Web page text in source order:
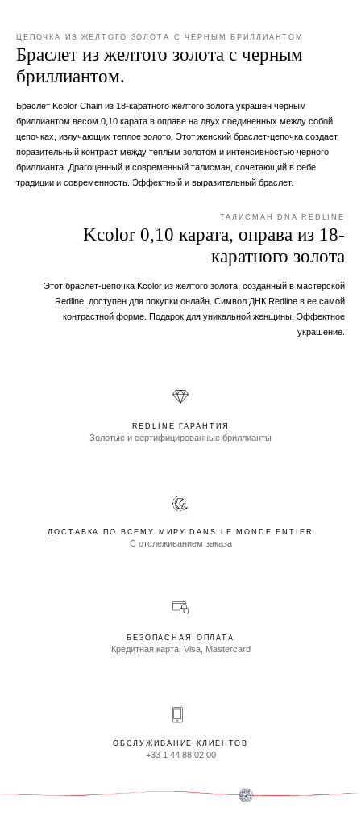
ЦЕПОЧКА ИЗ ЖЕЛТОГО ЗОЛОТА С ЧЕРНЫМ БРИЛЛИАНТОМ
Браслет из желтого золота с черным
бриллиантом.
Браслет Kcolor Chain из 18-каратного желтого золота украшен черным
бриллиантом весом 0,10 карата в оправе на двух соединенных между собой
цепочках, излучающих теплое золото. Этот женский браслет-цепочка создает
поразительный контраст между теплым золотом и интенсивностью черного
бриллианта. Драгоценный и современный талисман, сочетающий в себе
традиции и современность. Эффектный и выразительный браслет.
ТАЛИСМАН DNA REDLINE
Kcolor 0,10 карата, оправа из 18-
каратного золота
Этот браслет-цепочка Kcolor из желтого золота, созданный в мастерской
Redline, доступен для покупки онлайн. Символ ДНК Redline в ее самой
контрастной форме. Подарок для уникальной женщины. Эффектное
украшение.
REDLINE ГАРАНТИЯ
Золотые и сертифицированные бриллианты
ДОСТАВКА ПО ВСЕМУ МИРУ DANS LE MONDE ENTIER
С отслеживанием заказа
БЕЗОПАСНАЯ ОПЛАТА
Кредитная карта, Visa, Mastercard
ОБСЛУЖИВАНИЕ КЛИЕНТОВ
+33 1 44 88 02 00